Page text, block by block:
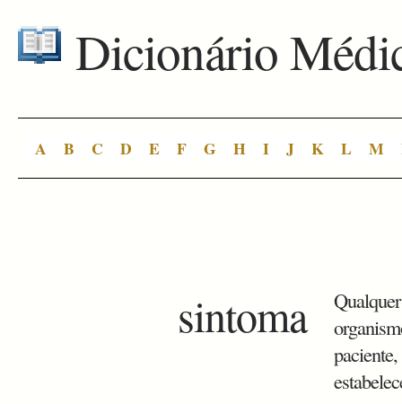
Dicionário
A B C D E F G H I J K L M
sintoma